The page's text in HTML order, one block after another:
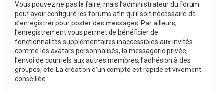
Vous pouvez ne pas le faire, mais l’administrateur du forum
peut avoir configuré les forums afin qu’il soit nécessaire de
s’enregistrer pour poster des messages. Par ailleurs,
l’enregistrement vous permet de bénéficier de
fonctionnalités supplémentaires inaccessibles aux invités
comme les avatars personnalisés, la messagerie privée,
l’envoi de courriels aux autres membres, l’adhésion à des
groupes, etc. La création d’un compte est rapide et vivement
conseillée.